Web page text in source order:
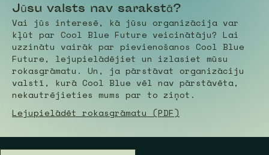
Jūsu valsts nav sarakstā?
Vai jūs interesē, kā jūsu organizācija var
kļūt par Cool Blue Future veicinātāju? Lai
uzzinātu vairāk par pievienošanos Cool Blue
Future, lejupielādējiet un izlasiet mūsu
rokasgrāmatu. Un, ja pārstāvat organizāciju
valstī, kurā Cool Blue vēl nav pārstāvēta,
nekautrējieties mums par to ziņot.
Lejupielādēt rokasgrāmatu (PDF)